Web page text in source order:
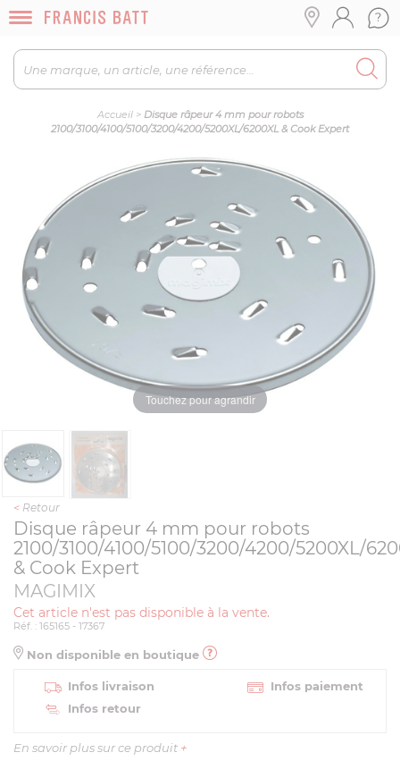
Accueil> Disque râpeur 4 mm pour robots
2100/3100/4100/5100/3200/4200/5200XL/6200XL & Cook Expert
Touchez pour agrandir
< Retour
Disque râpeur 4 mm pour robots
2100/3100/4100/5100/3200/4200/5200XL/
& Cook Expert
MAGIMIX
Cet article n'est pas disponible à la vente.
Réf. : 165165 - 17367
Non disponible en boutique
Infos livraison
Infos paiement
Infos retour
En savoir plus sur ce produit +